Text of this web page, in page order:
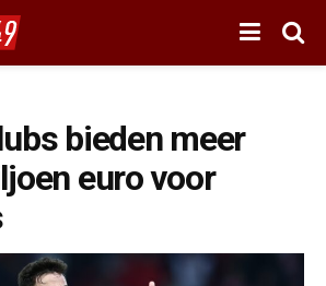
bieden meer
euro voor